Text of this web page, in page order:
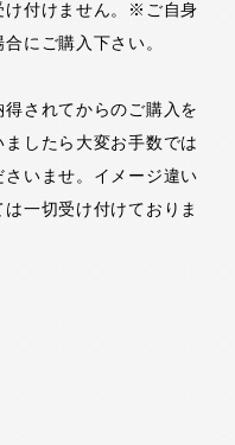
け付けません。※ご自身
にご購入下さい。
されてからのご購入を
したら大変お手数では
いませ。イメージ違い
一切受け付けておりま